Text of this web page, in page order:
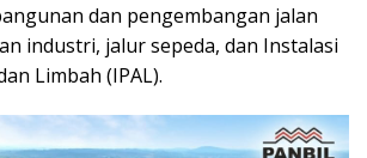
dan pengembangan jalan
industri, jalur sepeda, dan Instalasi
Limbah (IPAL).